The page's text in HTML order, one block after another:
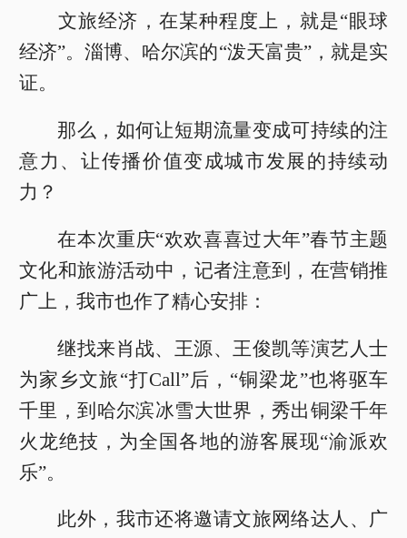
文旅经济，在某种程度上，就是“眼球
经济”。淄博、哈尔滨的“泼天富贵”，就是实
证。
那么，如何让短期流量变成可持续的注
意力、让传播价值变成城市发展的持续动
力？
在本次重庆“欢欢喜喜过大年”春节主题
文化和旅游活动中，记者注意到，在营销推
广上，我市也作了精心安排：
继找来肖战、王源、王俊凯等演艺人士
为家乡文旅“打Call”后，“铜梁龙”也将驱车
千里，到哈尔滨冰雪大世界，秀出铜梁千年
火龙绝技，为全国各地的游客展现“渝派欢
乐”。
此外，我市还将邀请文旅网络达人、广